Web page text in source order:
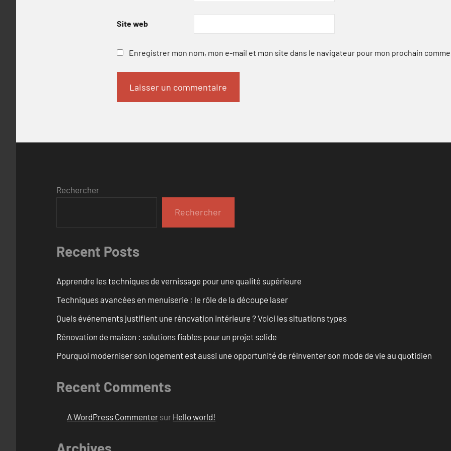
Site web
Enregistrer mon nom, mon e-mail et mon site dans le navigateur pour mon prochain
Rechercher
Rechercher
Recent Posts
Apprendre les techniques de vernissage pour une qualité supérieure
Techniques avancées en menuiserie : le rôle de la découpe laser
Quels événements justifient une rénovation intérieure ? Voici les situations types
Rénovation de maison : solutions fiables pour un projet solide
Pourquoi moderniser son logement est aussi une opportunité de réinventer son mode de vie au quotidien
Recent Comments
A WordPress Commenter sur Hello world!